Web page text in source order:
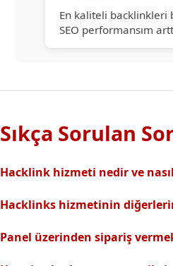
En kaliteli backlinkleri
SEO performansım
Sıkça Sorulan
Hacklink hizmeti nedir ve
backlinklerle sitenizin arama
sıralamalarınız hızlıca yükselir.
Hacklinks hizmetinin
riski olmadan, en kaliteli ve
Profesyonel ekibimizle hızlı
Panel üzerinden sipariş
Hacklinks paneli kullanıcı